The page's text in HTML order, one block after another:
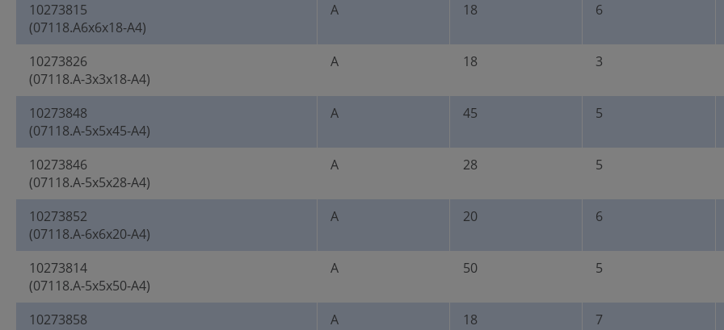
10273815
(07118.A6x6x18-A4)
A 18 6
10273826
(07118.A-3x3x18-A4)
A 18 3
10273848
(07118.A-5x5x45-A4)
A 45 5
10273846
(07118.A-5x5x28-A4)
A 28 5
10273852
(07118.A-6x6x20-A4)
A 20 6
10273814
(07118.A-5x5x50-A4)
A 50 5
10273858
A 18 7